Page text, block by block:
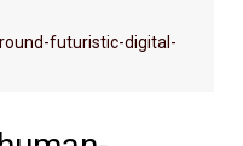
futuristic-digital-